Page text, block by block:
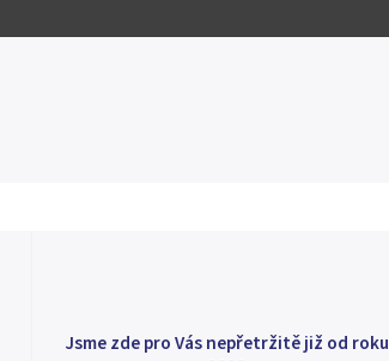
Jsme zde pro Vás nepřetržitě již od roku